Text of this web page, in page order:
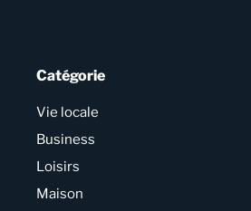
Catégorie
Vie locale
Business
Loisirs
Maison